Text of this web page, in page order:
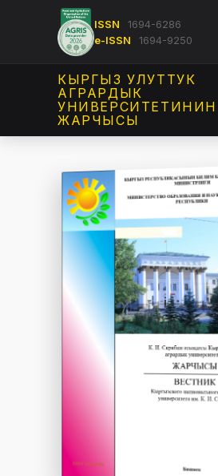
ISSN
1694-6286
e-ISSN
1694-9250
КЫРГЫЗ УЛУТТУК
АГРАРДЫК
УНИВЕРСИТЕТИНИН
ЖАРЧЫСЫ